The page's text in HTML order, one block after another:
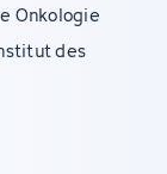
Onkologie
des